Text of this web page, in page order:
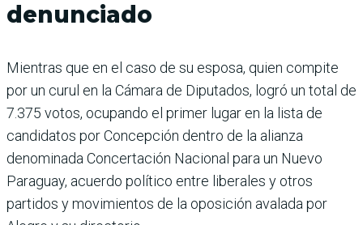
denunciado
Mientras que en el caso de su esposa, quien compite
por un curul en la Cámara de Diputados, logró un total de
7.375 votos, ocupando el primer lugar en la lista de
candidatos por Concepción dentro de la alianza
denominada Concertación Nacional para un Nuevo
Paraguay, acuerdo político entre liberales y otros
partidos y movimientos de la oposición avalada por